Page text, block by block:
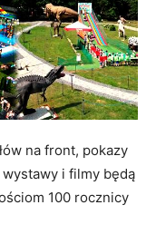
na front, pokazy
i filmy będą
100 rocznicy